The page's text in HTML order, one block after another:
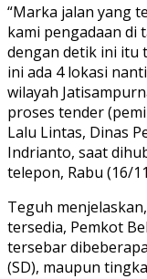
“Marka jalan yang
kami pengadaan di
dengan detik ini itu
ini ada 4 lokasi
wilayah
proses tender
Lalu Lintas, Dinas
Indrianto, saat
telepon, Rabu (16/
Teguh
tersedia, Pemkot
tersebar
(SD), maupun